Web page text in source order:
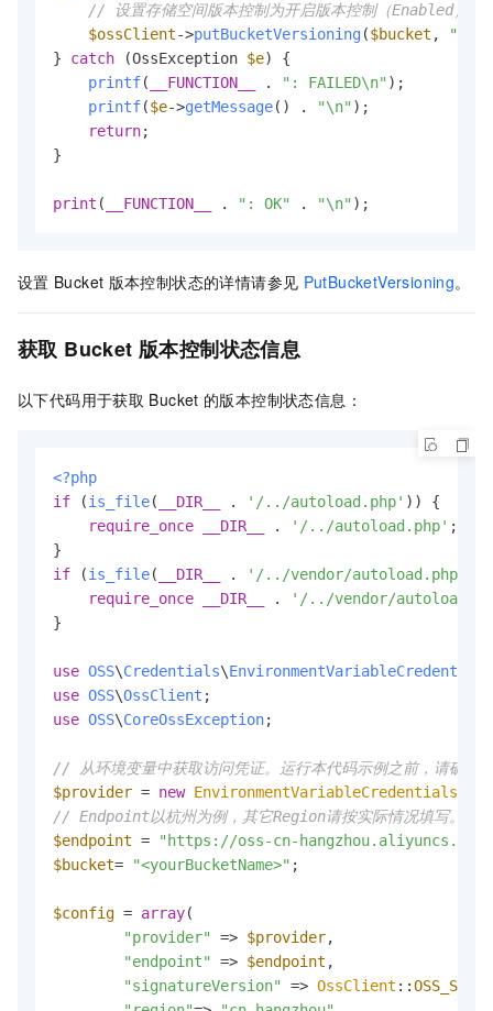
// 设置存储空间版本控制为开启版本控制（Enabled）或
$ossClient->putBucketVersioning($bucket ,
} catch (OssException $e) {
printf( __FUNCTION__ . ": FAILED\n" );
printf($e->getMessage() . "\n" );
return;
}
print ( __FUNCTION__ . ": OK" . "\n" );
设置 Bucket 版本控制状态的详情请参见 PutBucketVersioning。
获取 Bucket 版本控制状态信息
以下代码用于获取 Bucket 的版本控制状态信息：
<?php
if (is_file( __DIR__ . '/../autoload.php' )) {
require_once
__DIR__ . '/../autoload.php' ;
if (is_file( __DIR__ . '/../vendor/autoload.php'
require_once
__DIR__ .
'/../vendor/
}
use OSS\Credentials\
use OSS\OssClient
use OSS\CoreOssException;
// 从环境变量中获取访问凭证。运行本代码示例之前，请确保已
$provider = new
// Endpoint以杭州为例，其它Region请按实际情况填写。
$endpoint =
"https://oss-cn-hangzhou.aliyuncs.com"
$bucket= "<yourBucketName>" ;
$config = array(
"provider"
=> $provider,
"endpoint"
=> $endpoint ,
"signatureVersion"
=> OssClient ::